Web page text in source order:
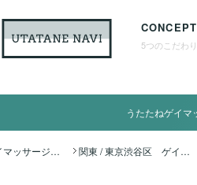
CONCEPT
5つのこだわり
うたたねゲイマ
うたたねゲイマッサージ全国ナビ TOP 関東 / 東京渋谷区 ゲイマッサージ専門店 Body care salon Re:lief